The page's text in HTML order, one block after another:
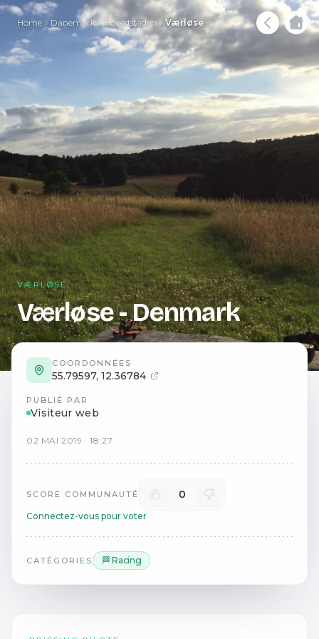
Home Danemark Hovedstaden Værløse
VÆRLØSE
Værløse - Denmark
COORDONNÉES
55.79597, 12.36784
PUBLIÉ PAR
Visiteur web
02 MAI 2019 ·18:27
SCORE COMMUNAUTÉ 0
Connectez-vous pour voter
CATÉGORIES 🏁 Racing